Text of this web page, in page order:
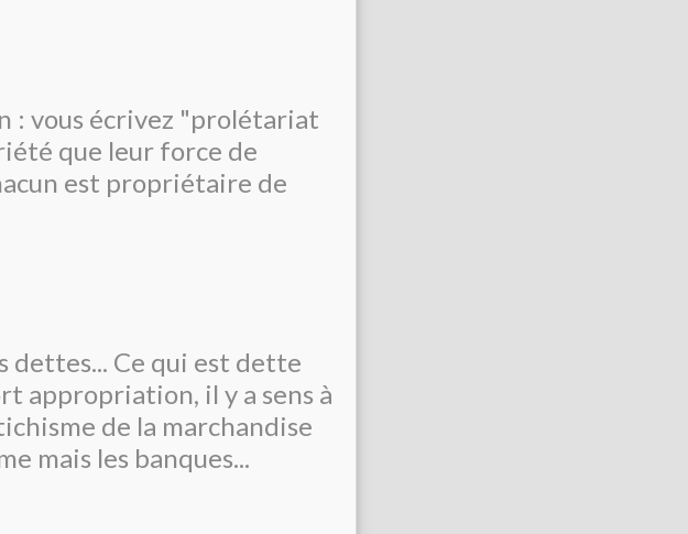
: vous écrivez "prolétariat
que leur force de
est propriétaire de
dettes... Ce qui est dette
appropriation, il y a sens à
de la marchandise
mais les banques...